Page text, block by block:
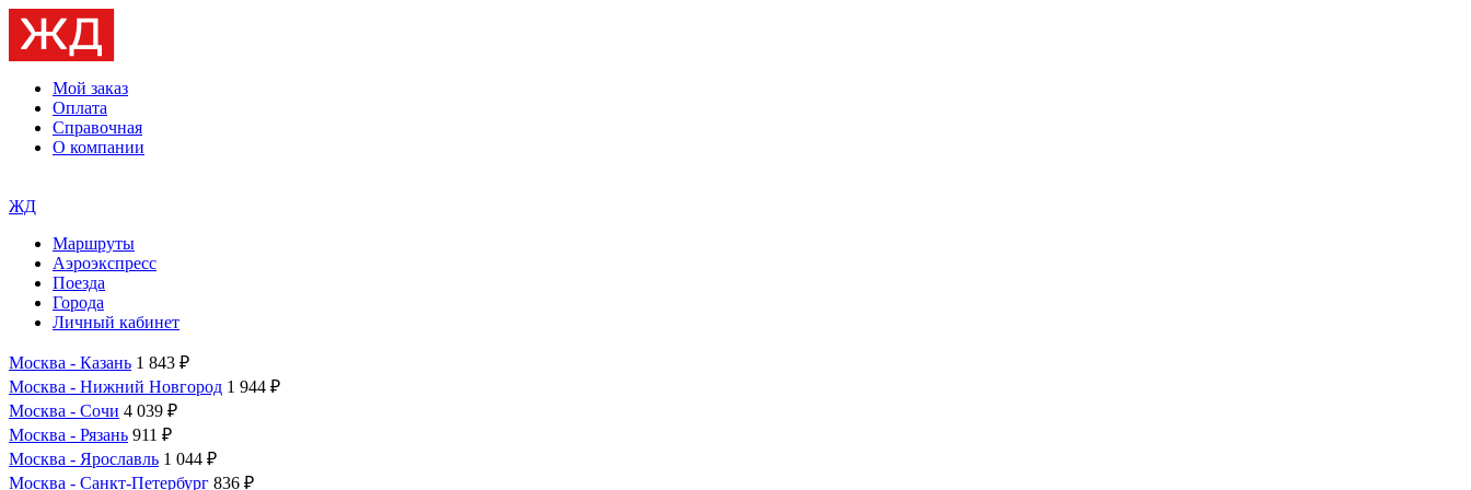
Мой заказ
Оплата
Справочная
О компании
ЖД
Маршруты
Аэроэкспресс
Поезда
Города
Личный кабинет
Москва - Казань 1 843 ₽
Москва - Нижний Новгород 1 944 ₽
Москва - Сочи 4 039 ₽
Москва - Рязань 911 ₽
Москва - Ярославль 1 044 ₽
Москва - Санкт-Петербург 836 ₽